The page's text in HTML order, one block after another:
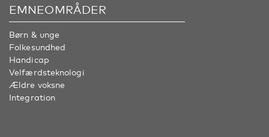
EMNEOMRÅDER
Børn & unge
Folkesundhed
Handicap
Velfærdsteknologi
Ældre voksne
Integration